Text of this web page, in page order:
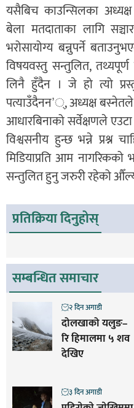
यसैबिच काउन्सिलका
बेला मतदाताका लागि
भरोसायोग्य बन्नुपर्ने
विषयवस्तु सन्तुलित, तथ्यपूर्ण
लिनै हुँदैन । जे हो त्यो
पत्याउँदैनन’्, अध्यक्ष बस्नेतले
आधारबिनाको सर्वेक्षणले
विश्वसनीय हुन्छ भन्ने प्रश्न
मिडियाप्रति आम
सन्तुलित हुनु जरुरी रहेको
प्रतिक्रिया दिनुहोस्
सम्बन्धित समाचार
दोलखाको यलुङ–
रि हिमालमा ५ शव
देखिए
२ दिन अगाडी
३ दिन अगाडी